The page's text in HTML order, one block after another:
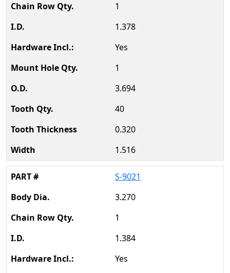
1
1.378
Yes
1
3.694
40
0.320
1.516
S-9021
3.270
1
1.384
Yes